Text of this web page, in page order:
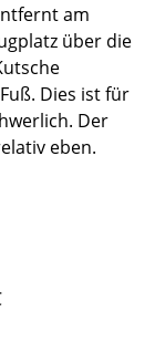
am
über die
Dies ist für
Der
eben.